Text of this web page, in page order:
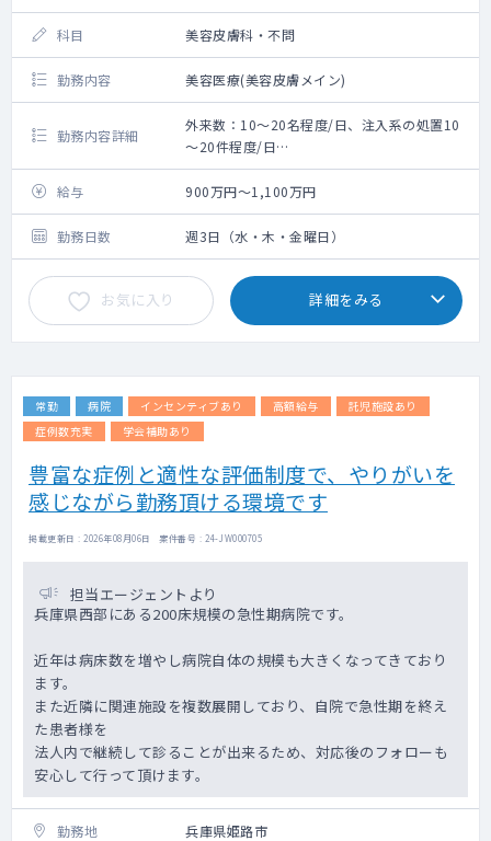
科目 美容皮膚科・不問
勤務内容 美容医療(美容皮膚メイン)
勤務内容詳細
外来数：10～20名程度/日、注入系の処置10
～20件程度/日
《主な疾患》
美容皮膚（にきび、アンチエイジングな
ど）、ヒアルロン酸・ボトックス注入、
ニキビ・アトピーなどの治療
ピアッシング、レーザー、皮膚腫瘍摘出
術、二重瞼・糸リフトなどの手術治療
【設備】
電子カルテ：あり
給与 900万円～1,100万円
勤務日数 週3日（水・木・金曜日）
お気に入り 詳細をみる
常勤 病院 インセンティブあり 高額給与
託児施設あり
症例数充実
学会補助あり
豊富な症例と適性な評価制度で、やりがいを
感じながら勤務頂ける環境です
掲載更新日 : 2026年08月06日 案件番号 : 24-JW000705
担当エージェントより
兵庫県西部にある200床規模の急性期病院です。
近年は病床数を増やし病院自体の規模も大きくなってきており
ます。
また近隣に関連施設を複数展開しており、自院で急性期を終え
た患者様を
法人内で継続して診ることが出来るため、対応後のフォローも
安心して行って頂けます。
勤務地 兵庫県姫路市